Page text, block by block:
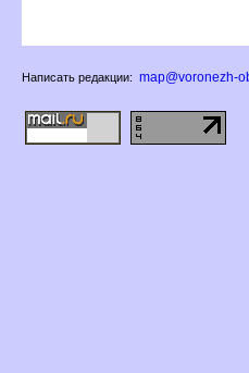
Написать редакции: map@voronezh-